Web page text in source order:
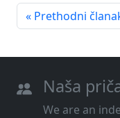
« Prethodni
Naša
We are an